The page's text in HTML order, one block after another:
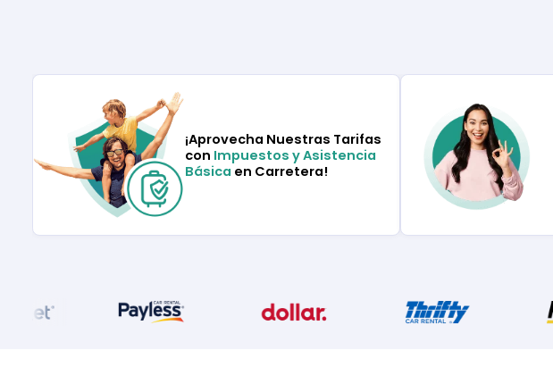
¡Aprovecha Nuestras Tarifas
con Impuestos y Asistencia
Básica en Carretera!